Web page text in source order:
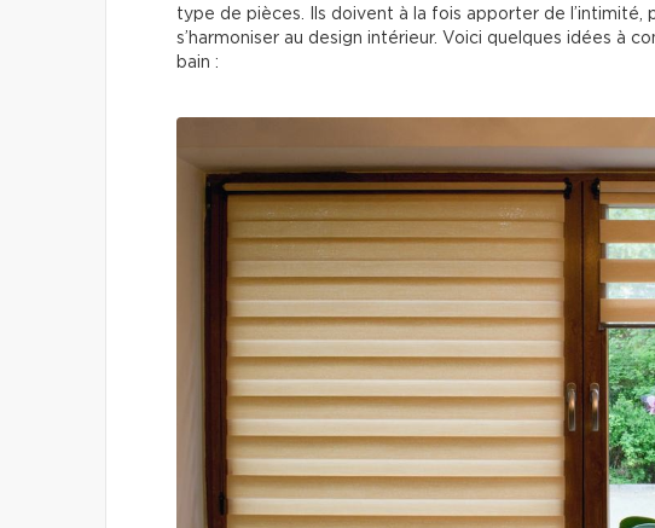
type de pièces. Ils doivent à la fois apporter de l’intimité,
s’harmoniser au design intérieur. Voici quelques idées à
bain :